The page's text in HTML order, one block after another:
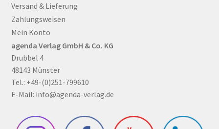
Versand & Lieferung
Zahlungsweisen
Mein Konto
agenda Verlag GmbH & Co. KG
Drubbel 4
48143 Münster
Tel.: +49-(0)251-799610
E-Mail: info@agenda-verlag.de